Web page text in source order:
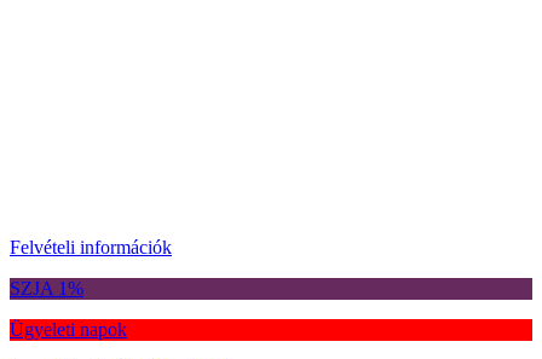
Felvételi információk
SZJA 1%
Ügyeleti napok